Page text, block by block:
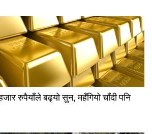
रुपैयाँले बढ्यो सुन, महँगियो चाँदी पनि